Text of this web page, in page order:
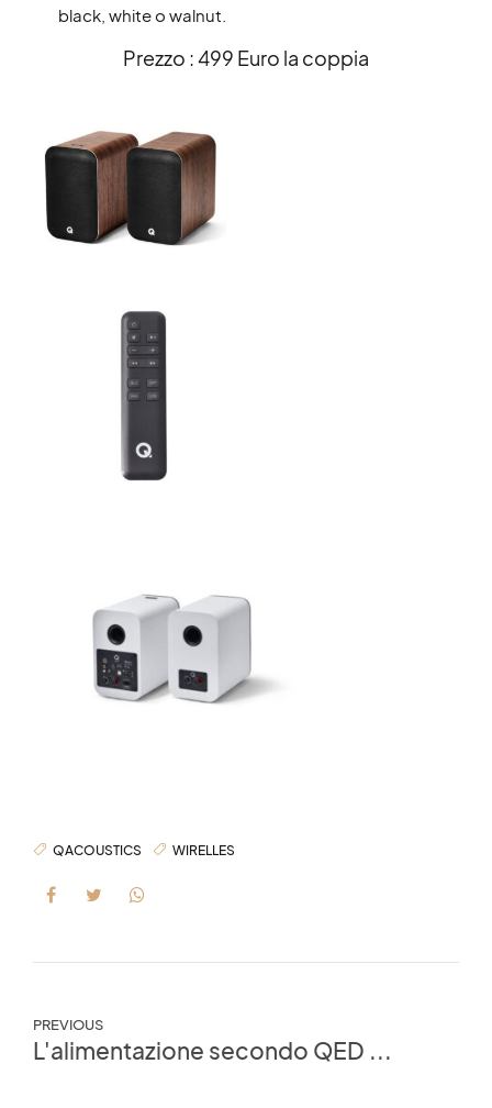
black, white o walnut.
Prezzo : 499 Euro la coppia
QACOUSTICS WIRELLES
PREVIOUS
L'alimentazione secondo QED ...